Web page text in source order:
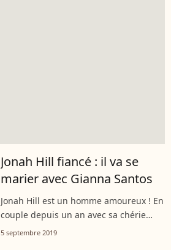
Jonah Hill fiancé : il va se
marier avec Gianna Santos
Jonah Hill est un homme amoureux ! En
couple depuis un an avec sa chérie
Gianna Santos, l'acteur oscarisé s'est
5 septembre 2019